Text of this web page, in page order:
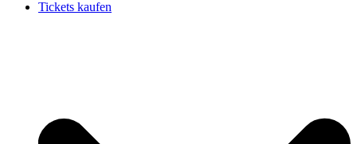
Tickets kaufen